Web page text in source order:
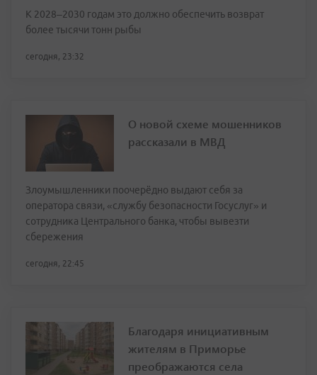
К 2028–2030 годам это должно обеспечить возврат
более тысячи тонн рыбы
сегодня, 23:32
О новой схеме мошенников
рассказали в МВД
Злоумышленники поочерёдно выдают себя за
оператора связи, «службу безопасности Госуслуг» и
сотрудника Центрального банка, чтобы вывезти
сбережения
сегодня, 22:45
Благодаря инициативным
жителям в Приморье
преображаются села